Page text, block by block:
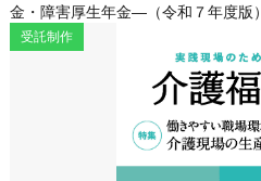
金・障害厚生年金―（令和７年度版）
受託制作